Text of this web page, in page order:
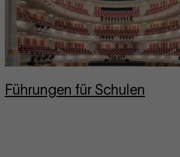
Führungen für Schu­len